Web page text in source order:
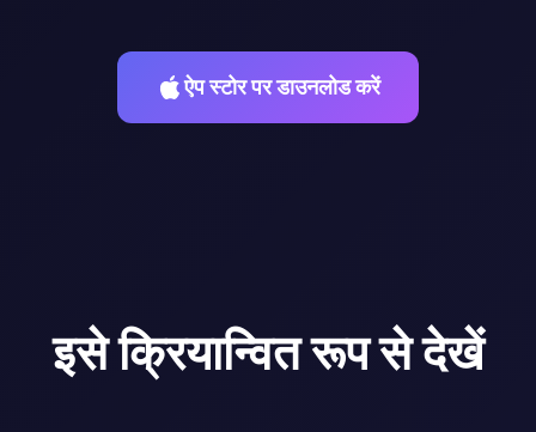
ऐप स्टोर पर डाउनलोड करें
इसे क्रियान्वित रूप से देखें